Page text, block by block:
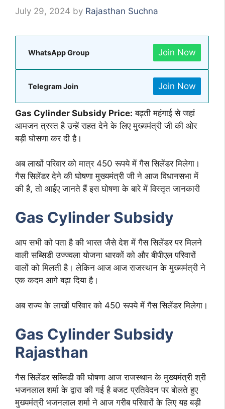
July 29, 2024 by Rajasthan Suchna
WhatsApp Group Join Now
Telegram Join Join Now
Gas Cylinder Subsidy Price: बढ़ती महंगाई से जहां
आमजन त्रस्त है उन्हें राहत देने के लिए मुख्यमंत्री जी की ओर
बड़ी घोसणा कर दी है।
अब लाखों परिवार को मात्र 450 रूपये में गैस सिलेंडर मिलेगा।
गैस सिलेंडर देने की घोषणा मुख्यमंत्री जी ने आज विधानसभा में
की है, तो आईए जानते हैं इस घोषणा के बारे में विस्तृत जानकारी
Gas Cylinder Subsidy
आप सभी को पता है की भारत जैसे देश में गैस सिलेंडर पर मिलने
वाली सब्सिडी उज्ज्वला योजना धारकों को और बीपीएल परिवारों
वालों को मिलती है। लेकिन आज आज राजस्थान के मुख्यमंत्री ने
एक कदम आगे बढ़ा दिया है।
अब राज्य के लाखों परिवार को 450 रूपये में गैस सिलेंडर मिलेगा।
Gas Cylinder Subsidy
Rajasthan
गैस सिलेंडर सब्सिडी की घोषणा आज राजस्थान के मुख्यमंत्री श्री
भजनलाल शर्मा के द्वारा की गई है बजट प्रतिवेदन पर बोलते हुए
मुख्यमंत्री भजनलाल शर्मा ने आज गरीब परिवारों के लिए यह बड़ी